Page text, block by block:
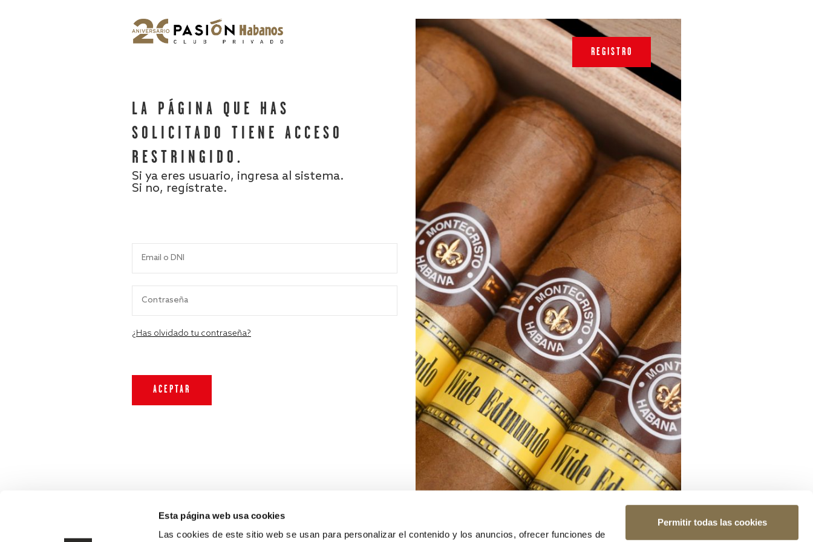
Esta página web usa cookies
Las cookies de este sitio web se usan para personalizar el contenido y los anuncios, ofrecer funciones de
Permitir todas las cookies
LA PÁGINA QUE HAS
SOLICITADO TIENE ACCESO
RESTRINGIDO.
Si ya eres usuario, ingresa al sistema.
Si no, regístrate.
¿Has olvidado tu contraseña?
REGISTRO